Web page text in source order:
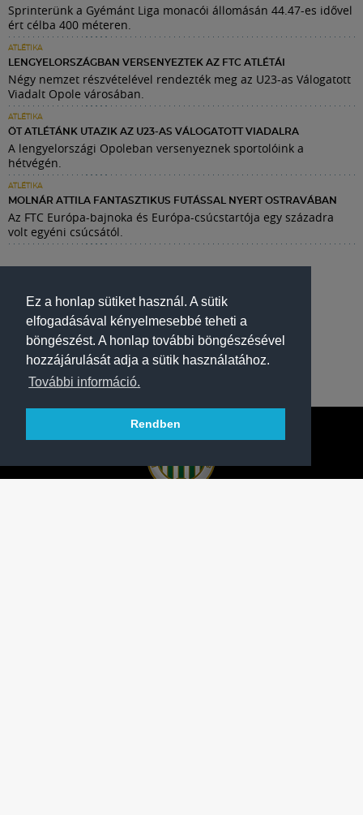
Ez a honlap sütiket használ. A sütik
elfogadásával kényelmesebbé teheti a
böngészést. A honlap további böngészésével
hozzájárulását adja a sütik használatához.
További információ.
Rendben
Sprinterünk a Gyémánt Liga monacói állomásán 44.47-es idővel
ért célba 400 méteren.
ATLÉTIKA
LENGYELORSZÁGBAN VERSENYEZTEK AZ FTC ATLÉTÁI
Négy nemzet részvételével rendezték meg az U23-as Válogatott
Viadalt Opole városában.
ATLÉTIKA
ÖT ATLÉTÁNK UTAZIK AZ U23-AS VÁLOGATOTT VIADALRA
A lengyelországi Opoleban versenyeznek sportolóink a
hétvégén.
ATLÉTIKA
MOLNÁR ATTILA FANTASZTIKUS FUTÁSSAL NYERT OSTRAVÁBAN
Az FTC Európa-bajnoka és Európa-csúcstartója egy századra
volt egyéni csúcsától.